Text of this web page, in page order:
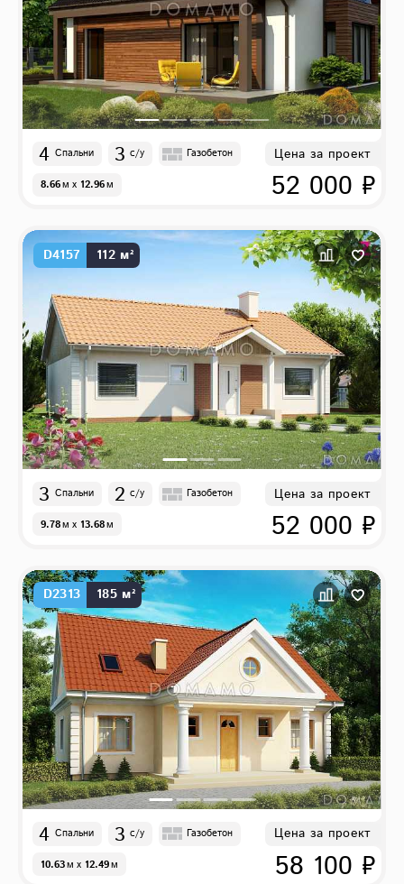
4 Спальни 3 с/у Газобетон
8.66м x 12.96м
Цена за проект
52 000 ₽
D4157 112 м²
3 Спальни 2 с/у Газобетон
9.78м x 13.68м
Цена за проект
52 000 ₽
D2313 185 м²
4 Спальни 3 с/у Газобетон
10.63м x 12.49м
Цена за проект
58 100 ₽